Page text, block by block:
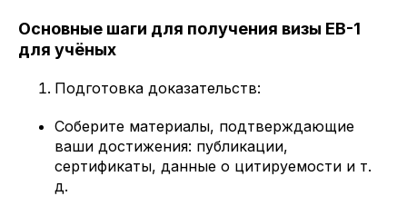
Основные шаги для получения визы EB-1
для учёных
Подготовка доказательств:
Соберите материалы, подтверждающие
ваши достижения: публикации,
сертификаты, данные о цитируемости и т.
д.